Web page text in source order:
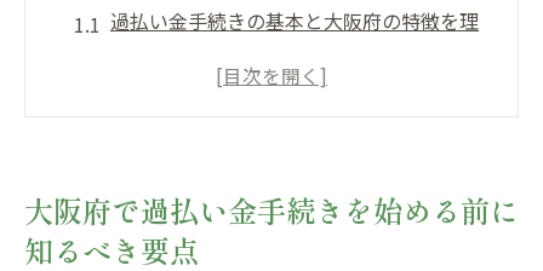
過払い金手続きの基本と大阪府の特徴を理
大阪府で過払い金請求を始める際の注意点
おくべきこと
大阪府で選ばれる過払い金相談先の傾向と
大阪府で過払い金手続きを始める前に
知るべき要点